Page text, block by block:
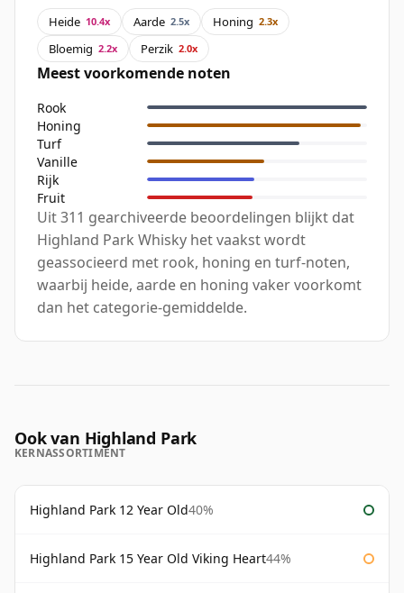
Heide 10.4x Aarde 2.5x Honing 2.3x
Bloemig 2.2x Perzik 2.0x
Meest voorkomende noten
Rook
Honing
Turf
Vanille
Rijk
Fruit
Uit 311 gearchiveerde beoordelingen blijkt dat
Highland Park Whisky het vaakst wordt
geassocieerd met rook, honing en turf-noten,
waarbij heide, aarde en honing vaker voorkomt
dan het categorie-gemiddelde.
Ook van Highland Park
KERNASSORTIMENT
Highland Park 12 Year Old40%
Highland Park 15 Year Old Viking Heart44%